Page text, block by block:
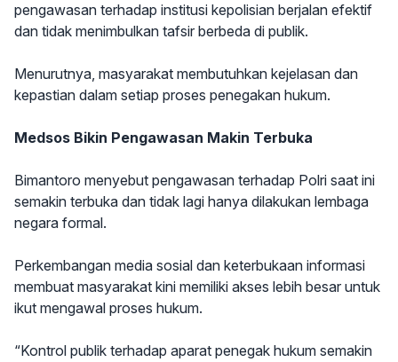
pengawasan terhadap institusi kepolisian berjalan efektif
dan tidak menimbulkan tafsir berbeda di publik.
Menurutnya, masyarakat membutuhkan kejelasan dan
kepastian dalam setiap proses penegakan hukum.
Medsos Bikin Pengawasan Makin Terbuka
Bimantoro menyebut pengawasan terhadap Polri saat ini
semakin terbuka dan tidak lagi hanya dilakukan lembaga
negara formal.
Perkembangan media sosial dan keterbukaan informasi
membuat masyarakat kini memiliki akses lebih besar untuk
ikut mengawal proses hukum.
“Kontrol publik terhadap aparat penegak hukum semakin